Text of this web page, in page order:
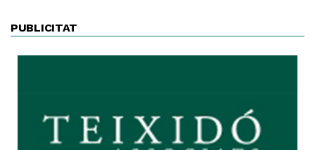
PUBLICITAT